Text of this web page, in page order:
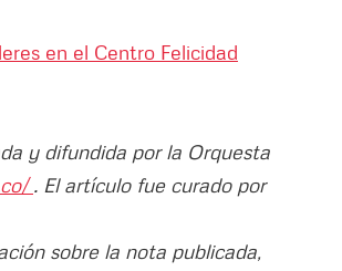
en el Centro Felicidad
y difundida por la Orquesta
. El artículo fue curado por
sobre la nota publicada,